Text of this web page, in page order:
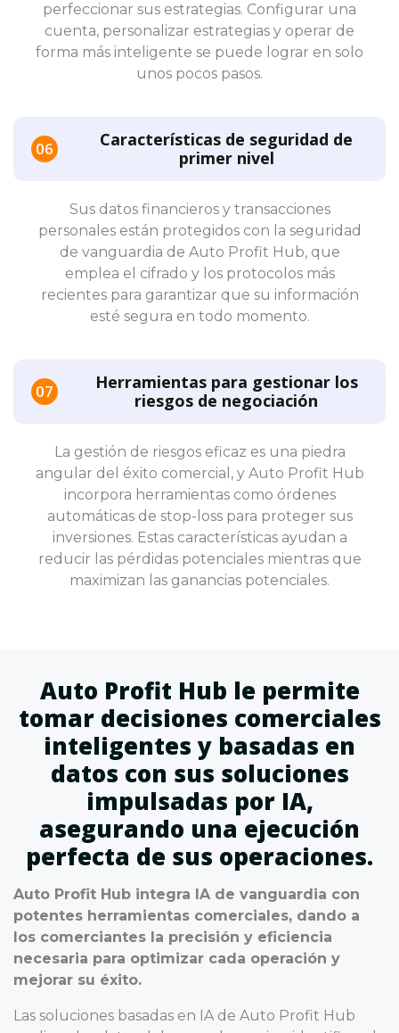
perfeccionar sus estrategias. Configurar una
cuenta, personalizar estrategias y operar de
forma más inteligente se puede lograr en solo
unos pocos pasos.
Características de seguridad de
primer nivel
Sus datos financieros y transacciones
personales están protegidos con la seguridad
de vanguardia de Auto Profit Hub, que
emplea el cifrado y los protocolos más
recientes para garantizar que su información
esté segura en todo momento.
Herramientas para gestionar los
riesgos de negociación
La gestión de riesgos eficaz es una piedra
angular del éxito comercial, y Auto Profit Hub
incorpora herramientas como órdenes
automáticas de stop-loss para proteger sus
inversiones. Estas características ayudan a
reducir las pérdidas potenciales mientras que
maximizan las ganancias potenciales.
Auto Profit Hub le permite
tomar decisiones comerciales
inteligentes y basadas en
datos con sus soluciones
impulsadas por IA,
asegurando una ejecución
perfecta de sus operaciones.
Auto Profit Hub integra IA de vanguardia con
potentes herramientas comerciales, dando a
los comerciantes la precisión y eficiencia
necesaria para optimizar cada operación y
mejorar su éxito.
Las soluciones basadas en IA de Auto Profit Hub